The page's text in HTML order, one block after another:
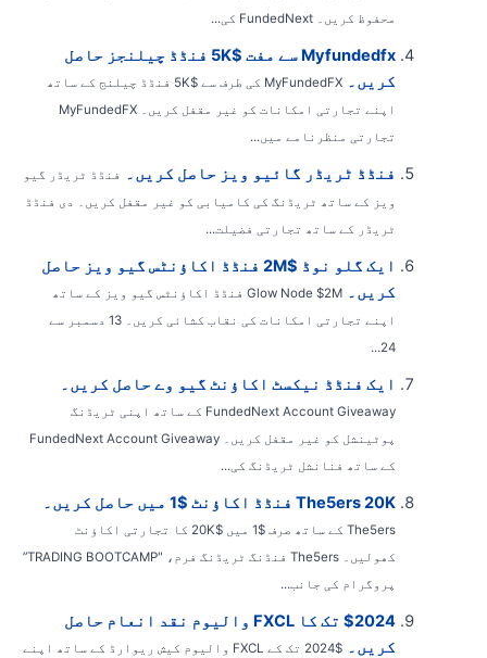
محفوظ کریں۔ FundedNext کی...
Myfundedfx سے مفت $5K فنڈڈ چیلنجز حاصل
کریں۔
MyFundedFX کی طرف سے $5K فنڈڈ چیلنج کے ساتھ
اپنے تجارتی امکانات کو غیر مقفل کریں۔ MyFundedFX
تجارتی منظرنامے میں...
فنڈڈ ٹریڈر گائیو ویز حاصل کریں۔
فنڈڈ ٹریڈر گیو
ویز کے ساتھ ٹریڈنگ کی کامیابی کو غیر مقفل کریں۔ دی فنڈڈ
ٹریڈر کے ساتھ تجارتی فضیلت...
ایک گلو نوڈ $2M فنڈڈ اکاؤنٹس گیو ویز حاصل
کریں۔
Glow Node $2M فنڈڈ اکاؤنٹس گیو ویز کے ساتھ
اپنے تجارتی امکانات کی نقاب کشائی کریں۔ 13 دسمبر سے
ایک فنڈڈ نیکسٹ اکاؤنٹ گیو وے حاصل کریں۔
FundedNext Account Giveaway کے ساتھ اپنی ٹریڈنگ
پوٹینشل کو غیر مقفل کریں۔ FundedNext Account Giveaway
کے ساتھ فنانشل ٹریڈنگ کی...
The5ers 20K فنڈڈ اکاؤنٹ $1 میں حاصل کریں۔
The5ers کے ساتھ صرف $1 میں $20K کا تجارتی اکاؤنٹ
کھولیں۔ The5ers فنڈنگ ​​ٹریڈنگ فرم، "TRADING BOOTCAMP”
پروگرام کی جانب...
$2024 تک کا FXCL والیوم نقد انعام حاصل
کریں۔
$2024 تک کے FXCL والیوم کیش ریوارڈ کے ساتھ اپنے